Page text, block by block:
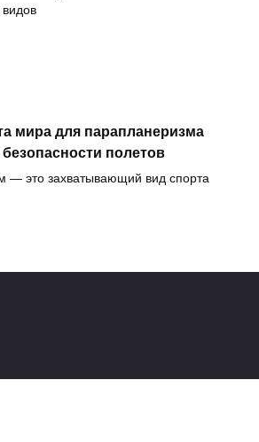
мира для парапланеризма
полетов
— это захватывающий вид спорта